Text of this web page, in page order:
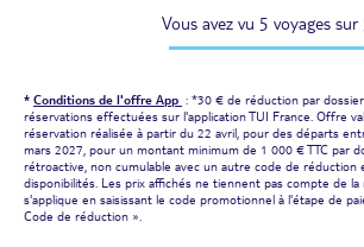
Vous avez vu 5 voyages sur
* Conditions de l'offre App : *30 € de réduction par
réservations effectuées sur l'application TUI France. Offre
réservation réalisée à partir du 22 avril, pour des départs
mars 2027, pour un montant minimum de 1 000 € TTC par
rétroactive, non cumulable avec un autre code de réduction
disponibilités. Les prix affichés ne tiennent pas compte de la
s'applique en saisissant le code promotionnel à l'étape de
Code de réduction ».